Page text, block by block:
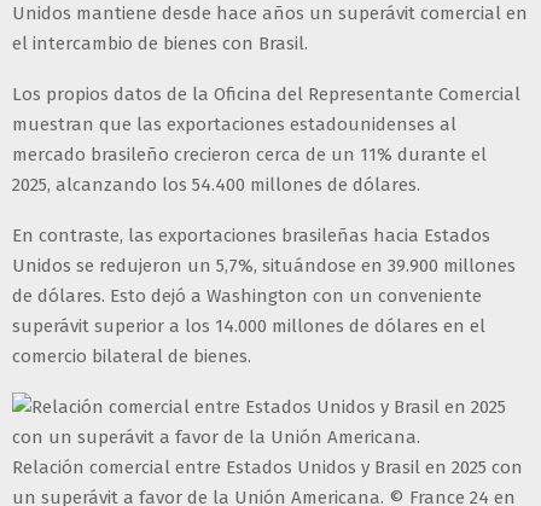
Unidos mantiene desde hace años un superávit comercial en
el intercambio de bienes con Brasil.
Los propios datos de la Oficina del Representante Comercial
muestran que las exportaciones estadounidenses al
mercado brasileño crecieron cerca de un 11% durante el
2025, alcanzando los 54.400 millones de dólares.
En contraste, las exportaciones brasileñas hacia Estados
Unidos se redujeron un 5,7%, situándose en 39.900 millones
de dólares. Esto dejó a Washington con un conveniente
superávit superior a los 14.000 millones de dólares en el
comercio bilateral de bienes.
Relación comercial entre Estados Unidos y Brasil en 2025 con
un superávit a favor de la Unión Americana. © France 24 en